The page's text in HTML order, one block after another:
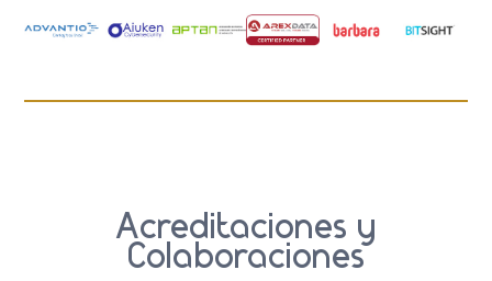
Acreditaciones y
Colaboraciones